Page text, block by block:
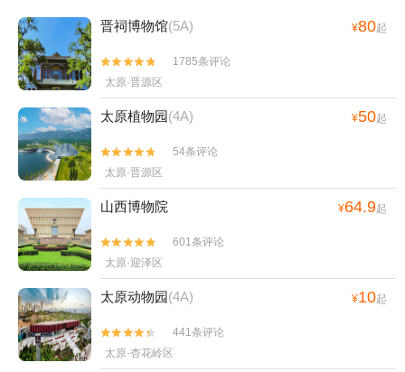
晋祠博物馆(5A) ¥80起


1785条评论
太原·晋源区
太原植物园(4A) ¥50起


54条评论
太原·晋源区
山西博物院 ¥64.9起


601条评论
太原·迎泽区
太原动物园(4A) ¥10起


441条评论
太原·杏花岭区